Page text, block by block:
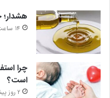
14 ساعت پیش
چرا
است؟
2 روز پیش